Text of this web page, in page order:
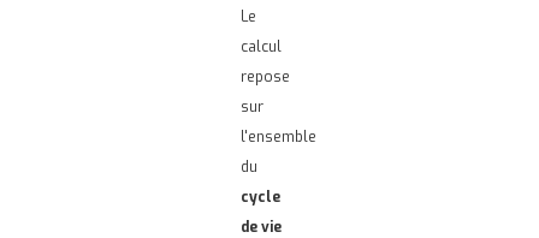
Le
calcul
repose
sur
l'ensemble
du
cycle
de vie